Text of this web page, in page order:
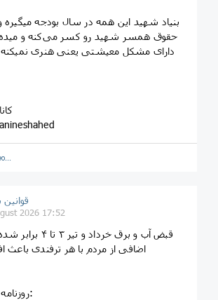
بنیاد شهید این همه در سال بودجه
حقوق همسر شهید رو کسر می‌کنه و میده
دارای مشکل معیشتی یعنی هنری نمیکنه
2026 17:52
اضافی از مردم با هر ترفندی باعث
روزنامه اطلاعات نوشت: